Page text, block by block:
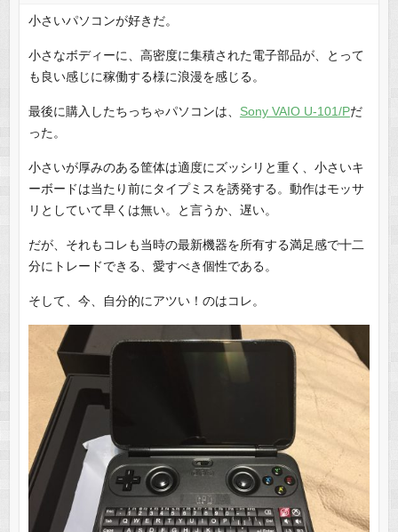
小さいパソコンが好きだ。
小さなボディーに、高密度に集積された電子部品が、とって
も良い感じに稼働する様に浪漫を感じる。
最後に購入したちっちゃパソコンは、 Sony VAIO U-101/Pだ
った。
小さいが厚みのある筐体は適度にズッシリと重く、小さいキ
ーボードは当たり前にタイプミスを誘発する。動作はモッサ
リとしていて早くは無い。と言うか、遅い。
だが、それもコレも当時の最新機器を所有する満足感で十二
分にトレードできる、愛すべき個性である。
そして、今、自分的にアツい！のはコレ。